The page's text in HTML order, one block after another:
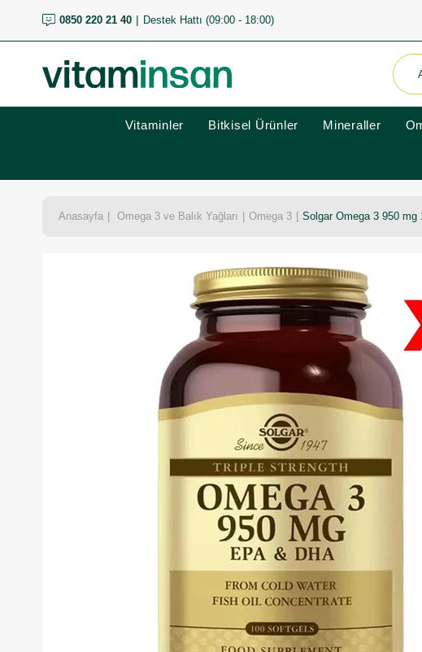
0850 220 21 40 Destek Hattı (09:00 - 18:00)
Vitaminler Bitkisel Ürünler Mineraller
Anasayfa Omega 3 ve Balık Yağları Omega 3 Solgar Omega 3 950